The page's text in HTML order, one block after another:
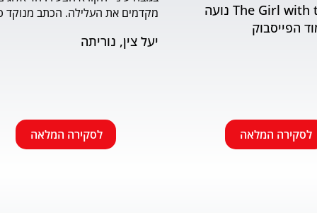
The Girl with the Book נועה
הפייסבוק
לסקירה המלאה
יעל צין, נוריתה
לסקירה המלאה